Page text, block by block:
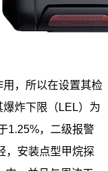
，所以在设置其检
炸下限（LEL）为
1.25%，二级报警
，安装点型甲烷探